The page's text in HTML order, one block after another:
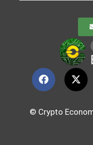
© Crypto